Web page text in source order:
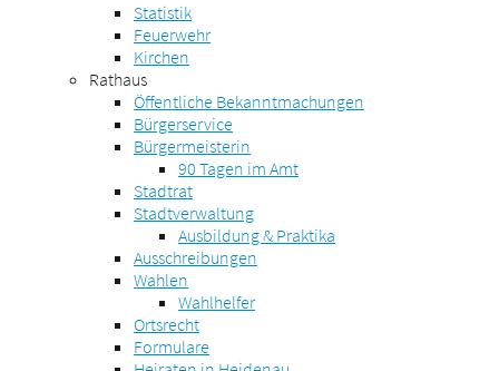
Statistik
Feuerwehr
Kirchen
Rathaus
Öffentliche Bekanntmachungen
Bürgerservice
Bürgermeisterin
90 Tagen im Amt
Stadtrat
Stadtverwaltung
Ausbildung & Praktika
Ausschreibungen
Wahlen
Wahlhelfer
Ortsrecht
Formulare